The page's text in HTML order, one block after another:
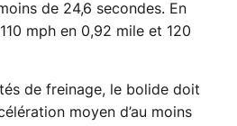
de 24,6 secondes. En
mph en 0,92 mile et 120
de freinage, le bolide doit
moyen d’au moins